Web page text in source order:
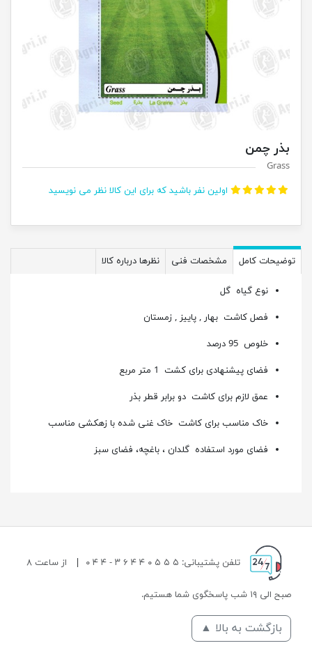
بذر چمن
Grass
اولین نفر باشید که برای این کالا نظر می نویسید
توضیحات کامل مشخصات فنی نظرها درباره کالا
نوع گیاه گل
فصل کاشت بهار , پاییز , زمستان
خلوص 95 درصد
فضای پیشنهادی برای کشت 1 متر مربع
عمق لازم برای کاشت دو برابر قطر بذر
خاک مناسب برای کاشت خاک غنی شده با زهکشی مناسب
فضای مورد استفاده گلدان ، باغچه، فضای سبز
تلفن پشتیبانی: ۵ ۵ ۵ ۰ ۴ ۴ ۶ ۳ - ۴ ۴ ۰ از ساعت ۸
صبح الی ۱۹ شب پاسخگوی شما هستیم.
بازگشت به بالا ▲